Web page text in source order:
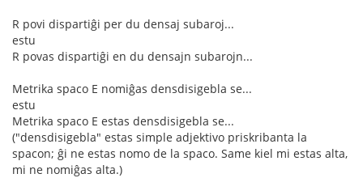
R povi dispartiĝi per du densaj subaroj...
estu
R povas dispartiĝi en du densajn subarojn...
Metrika spaco E nomiĝas densdisigebla se...
estu
Metrika spaco E estas densdisigebla se...
("densdisigebla" estas simple adjektivo priskribanta la
spacon; ĝi ne estas nomo de la spaco. Same kiel mi estas alta,
mi ne nomiĝas alta.)